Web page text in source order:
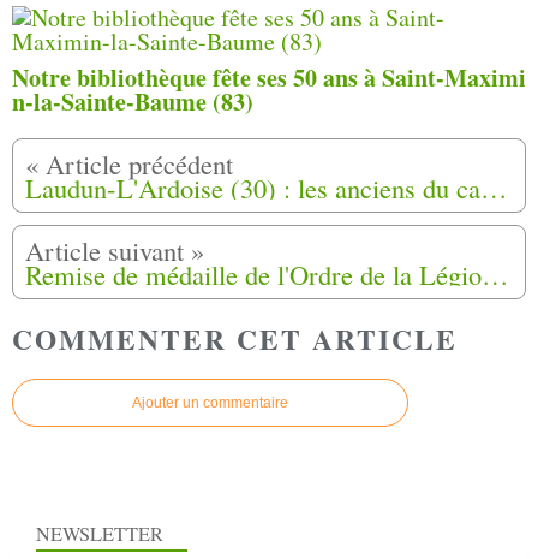
Notre bibliothèque fête ses 50 ans à Saint-Maximi
n-la-Sainte-Baume (83)
Laudun-L'Ardoise (30) : les anciens du camp harki de Saint-Maurice se souviennent
Remise de médaille de l'Ordre de la Légion d'Honneur grade Chevalier à Boudlal Miloud harki de Perpignan
COMMENTER CET ARTICLE
Ajouter un commentaire
NEWSLETTER